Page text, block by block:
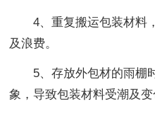
4、重复搬运包装材料
及浪费。
5、存放外包材的雨棚
象，导致包装材料受潮及变